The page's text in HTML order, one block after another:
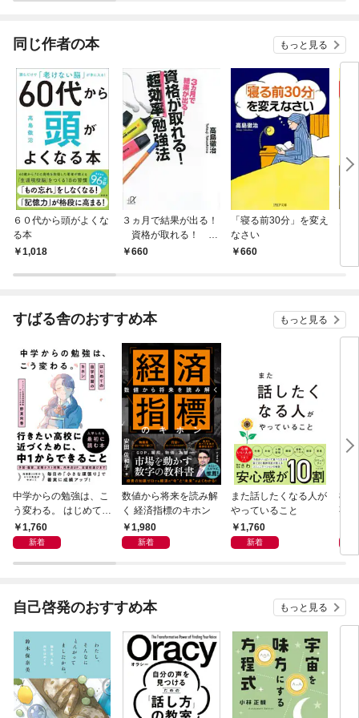
同じ作者の本 もっと見る
６０代から頭がよくな
る本
1,018
３ヵ月で結果が出る！
資格が取れる！
「超効率」勉強法
660
「寝る前30分」を変え
なさい
660
すばる舎のおすすめ本 もっと見る
中学からの勉強は、こ
う変わる。 はじめての
自学自習のキホン
1,760
新着
数値から将来を読み解
く 経済指標のキホン
1,980
新着
また話したくなる人が
やっていること
1,760
新着
83
事
自己啓発のおすすめ本 もっと見る